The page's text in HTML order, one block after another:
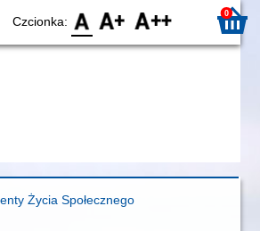
Czcionka: F0 F1 F2 0
Życia Społecznego